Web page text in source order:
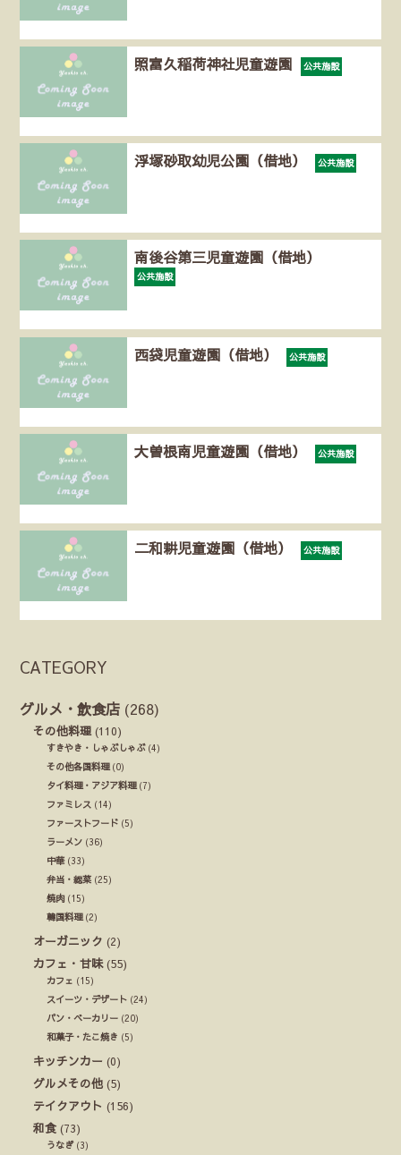
照富久稲荷神社児童遊園 公共施設
浮塚砂取幼児公園（借地） 公共施設
南後谷第三児童遊園（借地）
公共施設
西袋児童遊園（借地） 公共施設
大曽根南児童遊園（借地） 公共施設
二和耕児童遊園（借地） 公共施設
CATEGORY
グルメ・飲食店 (268)
その他料理 (110)
すきやき・しゃぶしゃぶ(4)
その他各国料理(0)
タイ料理・アジア料理(7)
ファミレス (14)
ファーストフード (5)
ラーメン (36)
中華(33)
弁当・総菜 (25)
焼肉 (15)
韓国料理(2)
オーガニック (2)
カフェ・甘味(55)
カフェ (15)
スイーツ・デザート (24)
パン・ベーカリー (20)
和菓子・たこ焼き (5)
キッチンカー (0)
グルメその他 (5)
テイクアウト (156)
和食 (73)
うなぎ(3)